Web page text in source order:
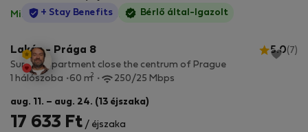
Minden díj benne van·Nincs kaució
StayProtection
+ Stay Benefits Bérlő által-Igazolt
Lakás - Prága 8 5.0(7)
Sunny appartment close the centrum of Prague
1 hálószoba
60 m2 250/25 Mbps
aug. 11. – aug. 24. (13 éjszaka)
17 633 Ft / éjszaka